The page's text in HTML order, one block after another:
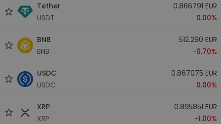
Tether
USDT
0.866791 EUR
0.00%
BNB
BNB
512.290 EUR
-0.70%
USDC
USDC
0.867075 EUR
0.00%
XRP
XRP
0.895851 EUR
-1.00%